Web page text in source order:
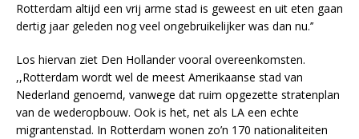
Rotterdam altijd een vrij arme stad is geweest en uit eten gaan
dertig jaar geleden nog veel ongebruikelijker was dan nu.’’
Los hiervan ziet Den Hollander vooral overeenkomsten.
,,Rotterdam wordt wel de meest Amerikaanse stad van
Nederland genoemd, vanwege dat ruim opgezette stratenplan
van de wederopbouw. Ook is het, net als LA een echte
migrantenstad. In Rotterdam wonen zo’n 170 nationaliteiten